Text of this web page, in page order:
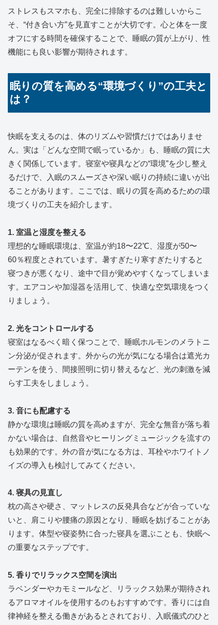
ストレスもスマホも、完全に排除するのは難しいからこ
そ、“付き合い方”を見直すことが大切です。心と体を一度
オフにする時間を確保することで、睡眠の質が上がり、性
機能にも良い影響が期待されます。
眠りの質を高める“環境づくり”の工夫と
は？
快眠を支えるのは、体のリズムや習慣だけではありませ
ん。実は「どんな空間で眠っているか」も、睡眠の質に大
きく関係しています。寝室や寝具などの“環境”を少し整え
るだけで、入眠のスムーズさや深い眠りの持続に違いが出
ることがあります。ここでは、眠りの質を高めるための環
境づくりの工夫を紹介します。
1. 室温と湿度を整える
理想的な睡眠環境は、室温が約18〜22℃、湿度が50〜
60％程度とされています。暑すぎたり寒すぎたりすると
寝つきが悪くなり、途中で目が覚めやすくなってしまいま
す。エアコンや加湿器を活用して、快適な空気環境をつく
りましょう。
2. 光をコントロールする
寝室はなるべく暗く保つことで、睡眠ホルモンのメラトニ
ン分泌が促されます。外からの光が気になる場合は遮光カ
ーテンを使う、間接照明に切り替えるなど、光の刺激を減
らす工夫をしましょう。
3. 音にも配慮する
静かな環境は睡眠の質を高めますが、完全な無音が落ち着
かない場合は、自然音やヒーリングミュージックを流すの
も効果的です。外の音が気になる方は、耳栓やホワイトノ
イズの導入も検討してみてください。
4. 寝具の見直し
枕の高さや硬さ、マットレスの反発具合などが合っていな
いと、肩こりや腰痛の原因となり、睡眠を妨げることがあ
ります。体型や寝姿勢に合った寝具を選ぶことも、快眠へ
の重要なステップです。
5. 香りでリラックス空間を演出
ラベンダーやカモミールなど、リラックス効果が期待され
るアロマオイルを使用するのもおすすめです。香りには自
律神経を整える働きがあるとされており、入眠儀式のひと